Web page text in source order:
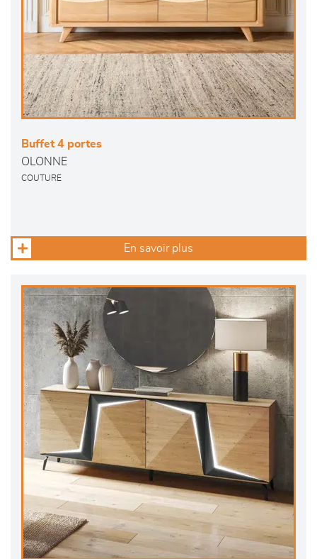
Buffet 4 portes
OLONNE
COUTURE
En savoir plus